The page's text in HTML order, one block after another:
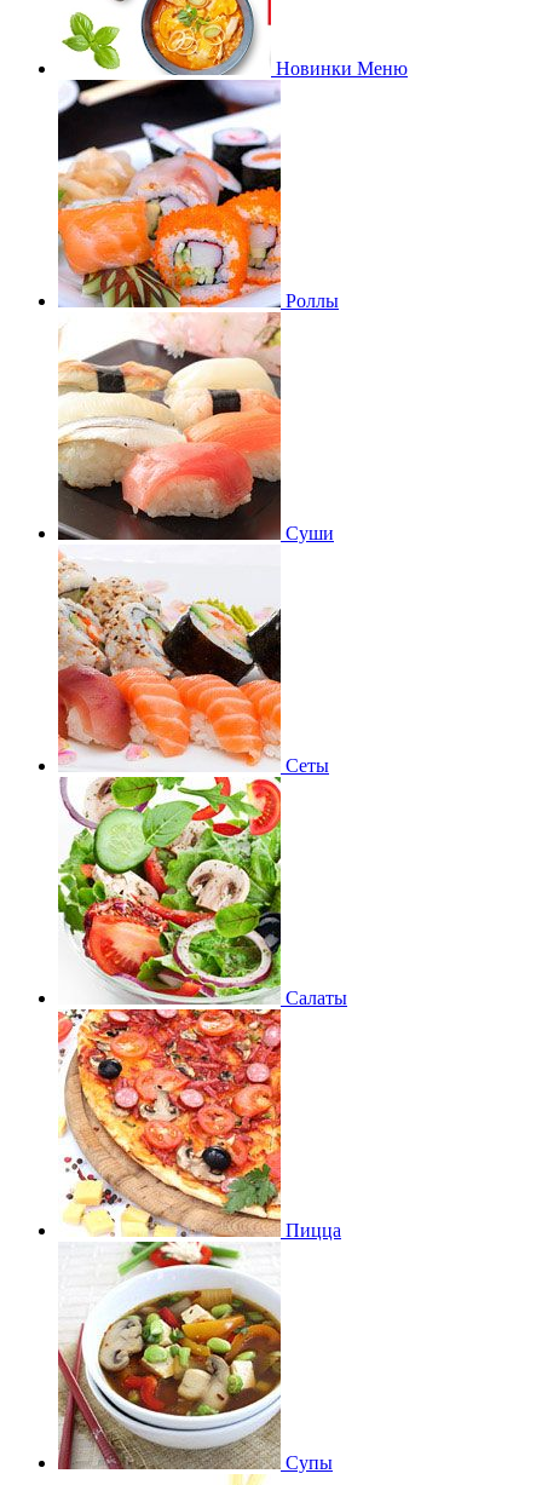
Новинки Меню
Роллы
Суши
Сеты
Салаты
Пицца
Супы